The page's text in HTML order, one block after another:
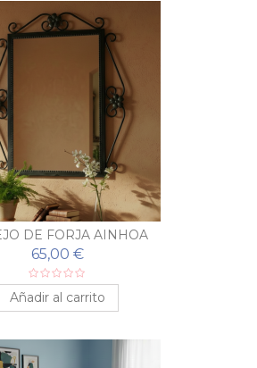
DE FORJA AINHOA
65,00 €
Añadir al carrito